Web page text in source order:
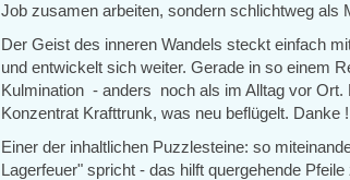
Job zusamen arbeiten, sondern schlichtweg als
Der Geist des inneren Wandels steckt einfach
und entwickelt sich weiter. Gerade in so einem
Kulmination - anders noch als im Alltag vor Ort.
Konzentrat Krafttrunk, was neu beflügelt. Danke !
Einer der inhaltlichen Puzzlesteine: so
Lagerfeuer" spricht - das hilft quergehende